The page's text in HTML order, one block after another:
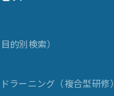
的別検索）
ラーニング（複合型研修）